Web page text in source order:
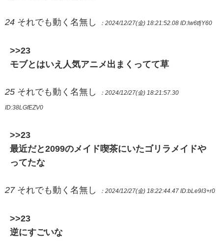
24 それでも動く名無し ：2024/12/27(金) 18:21:52.08 ID:lw6tfjY60
>>23
モブとはいえ人気アニメ出まくってて草
25 それでも動く名無し ：2024/12/27(金) 18:21:57.30
ID:38LGfEZV0
>>23
最近だと2099のメイド喫茶にいたゴリラメイドや
ってたな
27 それでも動く名無し ：2024/12/27(金) 18:22:44.47 ID:bLe9I3+r0
>>23
逆にすごいな